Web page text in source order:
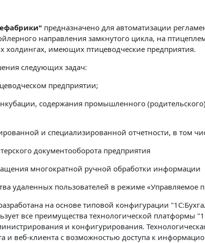
предназначено для автоматизации
направления замкнутого цикла, на
холдингах, имеющих птицеводческие предприятия.
следующих задач:
предприятии;
содержания промышленного
и специализированной отчетности, в том
документооборота предприятия
многократной ручной обработки информации
удаленных пользователей в режиме «Управляемое
на основе типовой конфигурации
все преимущества технологической платформы
и конфигурирования.
и веб-клиента с возможностью доступа к